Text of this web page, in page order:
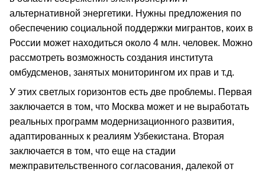
альтернативной энергетики. Нужны предложения по
обеспечению социальной поддержки мигрантов, коих в
России может находиться около 4 млн. человек. Можно
рассмотреть возможность создания института
омбудсменов, занятых мониторингом их прав и т.д.
У этих светлых горизонтов есть две проблемы. Первая
заключается в том, что Москва может и не выработать
реальных программ модернизационного развития,
адаптированных к реалиям Узбекистана. Вторая
заключается в том, что еще на стадии
межправительственного согласования, далекой от